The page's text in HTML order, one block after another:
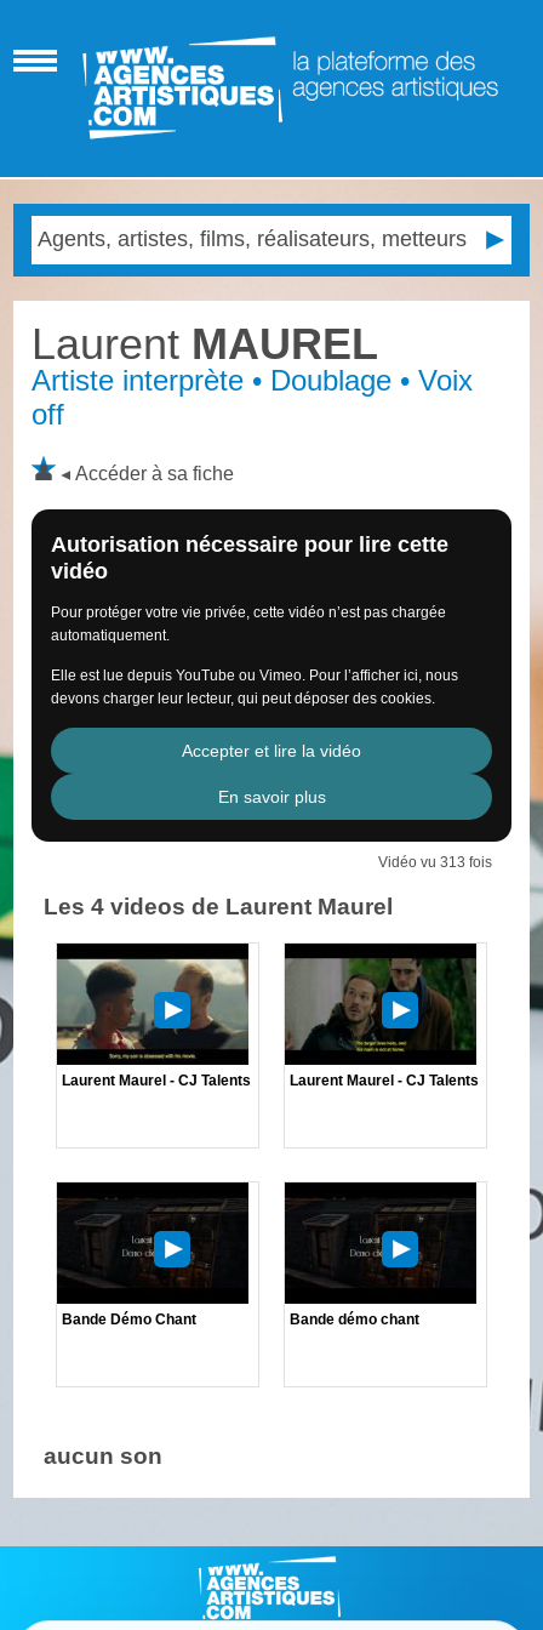
Laurent MAUREL
Artiste interprète • Doublage • Voix
off
Accéder à sa fiche
Autorisation nécessaire pour lire cette
vidéo
Pour protéger votre vie privée, cette vidéo n’est pas chargée
automatiquement.
Elle est lue depuis YouTube ou Vimeo. Pour l’afficher ici, nous
devons charger leur lecteur, qui peut déposer des cookies.
Accepter et lire la vidéo
En savoir plus
Vidéo vu 313 fois
Les 4 videos de Laurent Maurel
Laurent Maurel - CJ Talents Laurent Maurel - CJ Talents
Bande Démo Chant Bande démo chant
aucun son